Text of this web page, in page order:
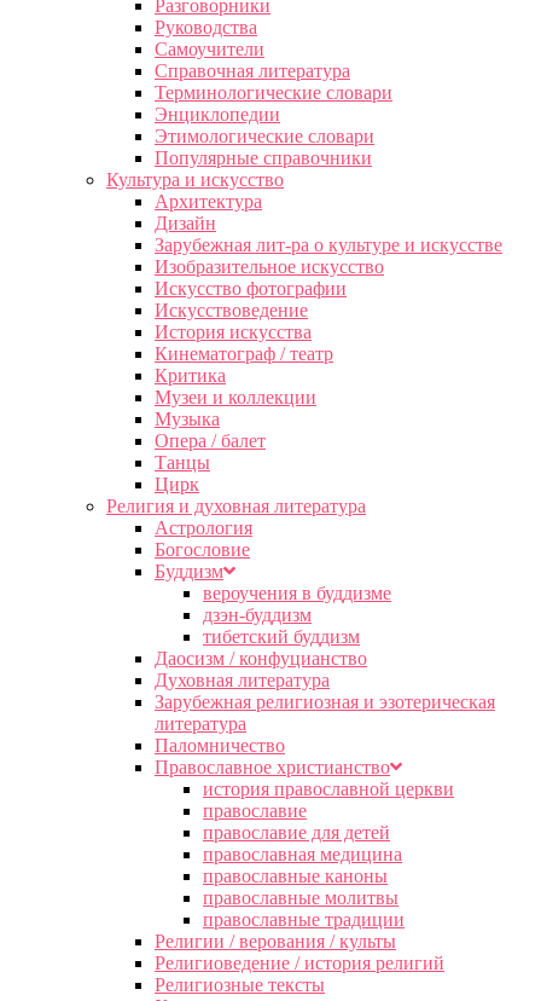
Разговорники
Руководства
Самоучители
Справочная литература
Терминологические словари
Энциклопедии
Этимологические словари
Популярные справочники
Культура и искусство
Архитектура
Дизайн
Зарубежная лит-ра о культуре и искусстве
Изобразительное искусство
Искусство фотографии
Искусствоведение
История искусства
Кинематограф / театр
Критика
Музеи и коллекции
Музыка
Опера / балет
Танцы
Цирк
Религия и духовная литература
Астрология
Богословие
Буддизм
вероучения в буддизме
дзэн-буддизм
тибетский буддизм
Даосизм / конфуцианство
Духовная литература
Зарубежная религиозная и эзотерическая
литература
Паломничество
Православное христианство
история православной церкви
православие
православие для детей
православная медицина
православные каноны
православные молитвы
православные традиции
Религии / верования / культы
Религиоведение / история религий
Религиозные тексты